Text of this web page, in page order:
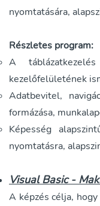
nyomtatására,
Részletes program:
A
kezelőfelületének
Adatbevitel,
formázása,
Képesség
nyomtatásra,
Visual Basic -
A képzés célja,